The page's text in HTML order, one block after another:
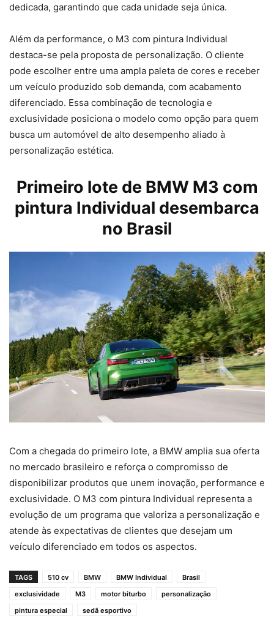
dedicada, garantindo que cada unidade seja única.
Além da performance, o M3 com pintura Individual
destaca-se pela proposta de personalização. O cliente
pode escolher entre uma ampla paleta de cores e receber
um veículo produzido sob demanda, com acabamento
diferenciado. Essa combinação de tecnologia e
exclusividade posiciona o modelo como opção para quem
busca um automóvel de alto desempenho aliado à
personalização estética.
Primeiro lote de BMW M3 com
pintura Individual desembarca
no Brasil
Com a chegada do primeiro lote, a BMW amplia sua oferta
no mercado brasileiro e reforça o compromisso de
disponibilizar produtos que unem inovação, performance e
exclusividade. O M3 com pintura Individual representa a
evolução de um programa que valoriza a personalização e
atende às expectativas de clientes que desejam um
veículo diferenciado em todos os aspectos.
TAGS 510 cv BMW BMW Individual
Brasil
exclusividade
M3 motor biturbo
personalização
pintura especial
sedã esportivo